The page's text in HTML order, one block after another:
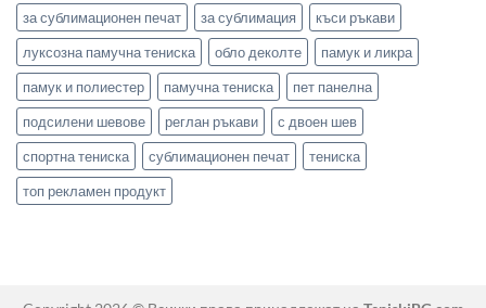
за сублимационен печат
за сублимация
къси ръкави
луксозна памучна тениска
обло деколте
памук и ликра
памук и полиестер
памучна тениска
пет панелна
подсилени шевове
реглан ръкави
с двоен шев
спортна тениска
сублимационен печат
тениска
топ рекламен продукт